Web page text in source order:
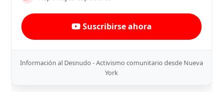
Suscribirse ahora
Información al Desnudo - Activismo comunitario desde Nueva
York